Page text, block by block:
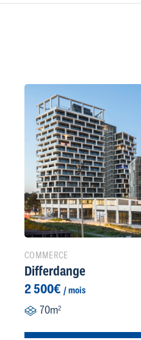
Location
COMMERCE
Differdange
2 500€ / mois
70m2